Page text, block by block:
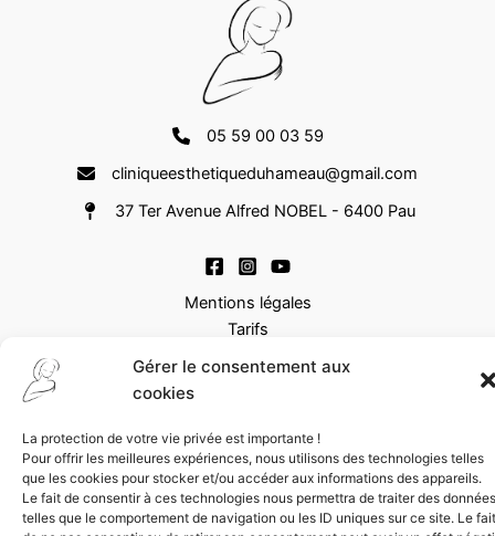
Gérer le consentement aux
cookies
La protection de votre vie privée est importante !
Pour offrir les meilleures expériences, nous utilisons des technologies telles
que les cookies pour stocker et/ou accéder aux informations des appareils.
Le fait de consentir à ces technologies nous permettra de traiter des données
telles que le comportement de navigation ou les ID uniques sur ce site. Le fait
05 59 00 03 59
cliniqueesthetiqueduhameau@gmail.com
37 Ter Avenue Alfred NOBEL - 6400 Pau
Mentions légales
Tarifs
FAQ
Copyright © 2026 Clinique Dermo Esthétique du Hameau | Tous
droits réservés | IllustrationsJean-Pierre Poisson
réalisation Show Off